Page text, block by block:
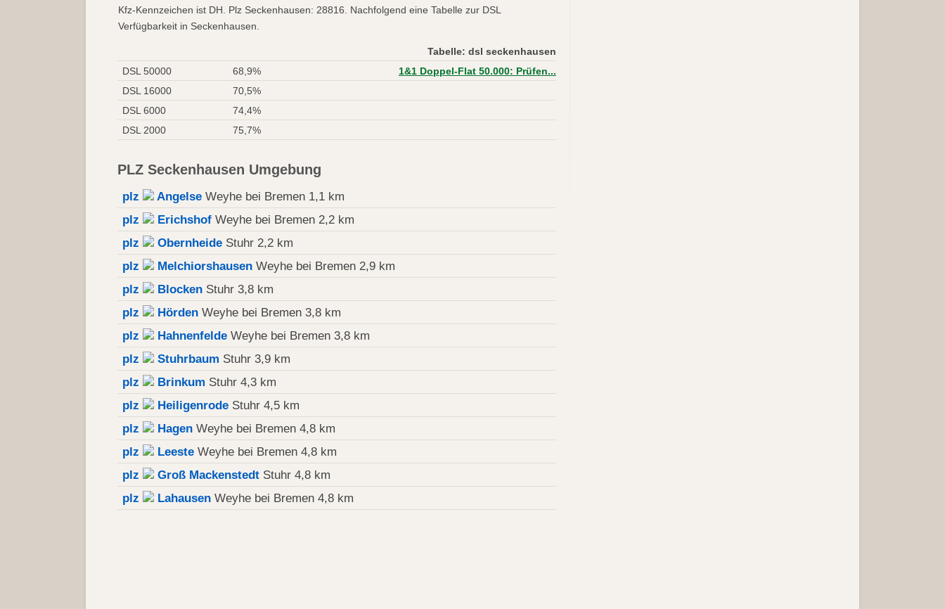
Kfz-Kennzeichen ist DH. Plz Seckenhausen: 28816. Nachfolgend eine Tabelle zur DSL
Verfügbarkeit in Seckenhausen.
Tabelle: dsl seckenhausen
DSL 50000
68,9%
1&1 Doppel-Flat 50.000: Prüfen...
DSL 16000
70,5%
DSL 6000
74,4%
DSL 2000
75,7%
PLZ Seckenhausen Umgebung
plz Angelse Weyhe bei Bremen 1,1 km
plz
Erichshof Weyhe bei Bremen 2,2 km
plz
Obernheide Stuhr 2,2 km
plz
Melchiorshausen Weyhe bei Bremen 2,9 km
plz
Blocken Stuhr 3,8 km
plz
Hörden Weyhe bei Bremen 3,8 km
plz
Hahnenfelde Weyhe bei Bremen 3,8 km
plz
Stuhrbaum Stuhr 3,9 km
plz
Brinkum Stuhr 4,3 km
plz
Heiligenrode Stuhr 4,5 km
plz
Hagen Weyhe bei Bremen 4,8 km
plz
Leeste Weyhe bei Bremen 4,8 km
plz
Groß Mackenstedt Stuhr 4,8 km
plz
Lahausen Weyhe bei Bremen 4,8 km